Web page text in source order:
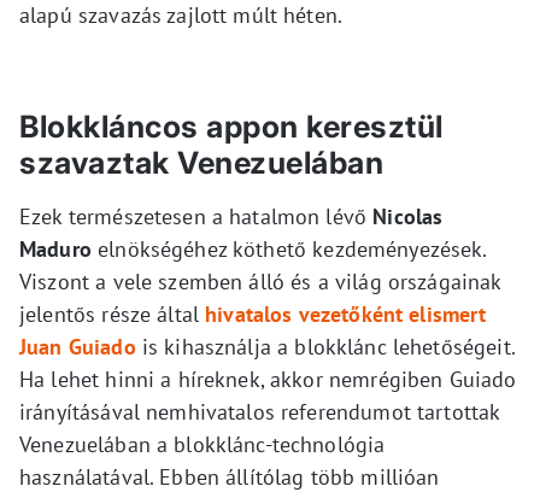
alapú szavazás zajlott múlt héten.
Blokkláncos appon keresztül
szavaztak Venezuelában
Ezek természetesen a hatalmon lévő Nicolas
Maduro elnökségéhez köthető kezdeményezések.
Viszont a vele szemben álló és a világ országainak
jelentős része által hivatalos vezetőként elismert
Juan Guiado is kihasználja a blokklánc lehetőségeit.
Ha lehet hinni a híreknek, akkor nemrégiben Guiado
irányításával nemhivatalos referendumot tartottak
Venezuelában a blokklánc-technológia
használatával. Ebben állítólag több millióan